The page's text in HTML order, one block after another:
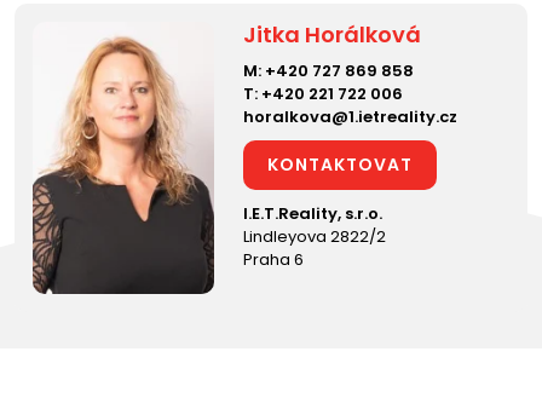
Jitka Horálková
M: +420 727 869 858
T: +420 221 722 006
horalkova@1.ietreality.cz
KONTAKTOVAT
I.E.T.Reality, s.r.o.
Lindleyova 2822/2
Praha 6